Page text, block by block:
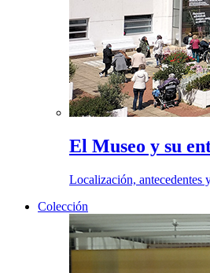
El Museo y su
Localización, antecedentes
Colección